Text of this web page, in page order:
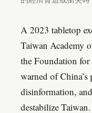
A 2023 tabletop
Taiwan Academy
the Foundation for
warned of China’s
disinformation,
destabilize Taiwan.